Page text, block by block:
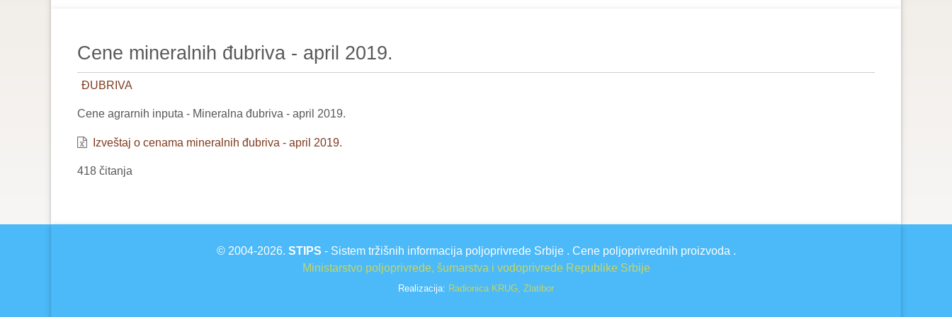
Cene mineralnih đubriva - april 2019.
ĐUBRIVA
Cene agrarnih inputa - Mineralna đubriva - april 2019.
Izveštaj o cenama mineralnih đubriva - april 2019.
418 čitanja
© 2004-2026. STIPS - Sistem tržišnih informacija poljoprivrede Srbije . Cene poljoprivrednih proizvoda .
Ministarstvo poljoprivrede, šumarstva i vodoprivrede Republike Srbije
Realizacija: Radionica KRUG, Zlatibor